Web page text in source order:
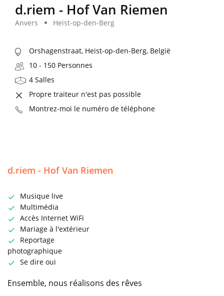
d.riem - Hof Van Riemen
Anvers Heist-op-den-Berg
Orshagenstraat, Heist-op-den-Berg, België
10 - 150 Personnes
4 Salles
Propre traiteur n'est pas possible
Montrez-moi le numéro de téléphone
d.riem - Hof Van Riemen
Musique live
Multimédia
Accès Internet WiFi
Mariage à l'extérieur
Reportage
photographique
Se dire oui
Ensemble, nous réalisons des rêves